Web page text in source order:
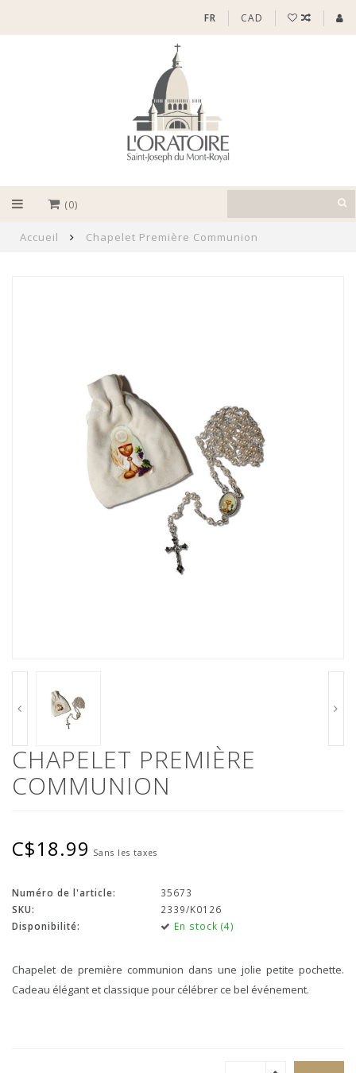
FR CAD
(0)
Accueil Chapelet Première Communion
CHAPELET PREMIÈRE
COMMUNION
C$18.99 Sans les taxes
Numéro de l'article:
35673
SKU:
2339/K0126
Disponibilité:
En stock (4)
Chapelet de première communion dans une jolie petite pochette.
Cadeau élégant et classique pour célébrer ce bel événement.